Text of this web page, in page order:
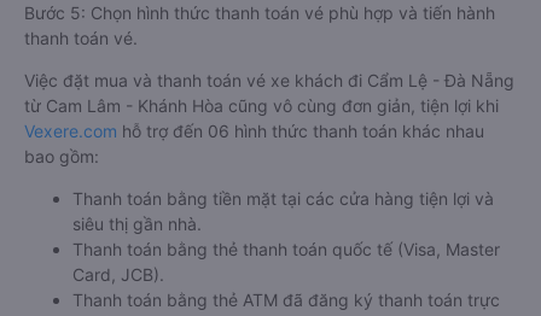
Bước 5: Chọn hình thức thanh toán vé phù hợp và tiến hành
thanh toán vé.
Việc đặt mua và thanh toán vé xe khách đi Cẩm Lệ - Đà Nẵng
từ Cam Lâm - Khánh Hòa cũng vô cùng đơn giản, tiện lợi khi
Vexere.com hỗ trợ đến 06 hình thức thanh toán khác nhau
bao gồm:
Thanh toán bằng tiền mặt tại các cửa hàng tiện lợi và
siêu thị gần nhà.
Thanh toán bằng thẻ thanh toán quốc tế (Visa, Master
Card, JCB).
Thanh toán bằng thẻ ATM đã đăng ký thanh toán trực